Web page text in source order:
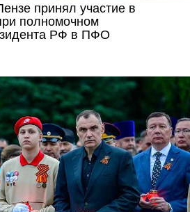
принял участие в
полномочном
РФ в ПФО